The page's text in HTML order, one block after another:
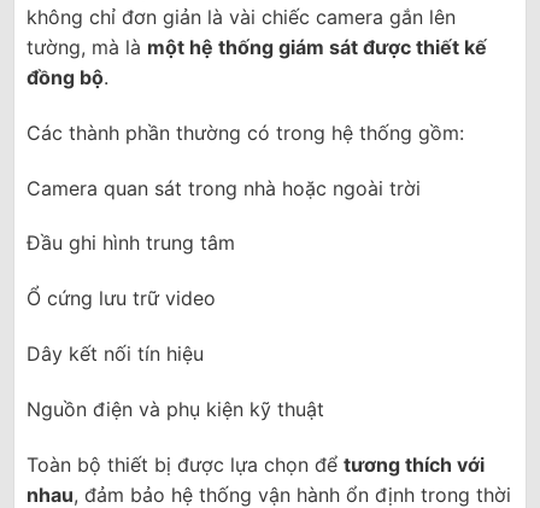
không chỉ đơn giản là vài chiếc camera gắn lên
tường, mà là một hệ thống giám sát được thiết kế
đồng bộ.
Các thành phần thường có trong hệ thống gồm:
Camera quan sát trong nhà hoặc ngoài trời
Đầu ghi hình trung tâm
Ổ cứng lưu trữ video
Dây kết nối tín hiệu
Nguồn điện và phụ kiện kỹ thuật
Toàn bộ thiết bị được lựa chọn để tương thích với
nhau, đảm bảo hệ thống vận hành ổn định trong thời